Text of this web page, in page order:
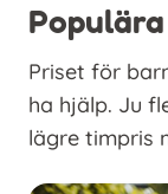
Priset för
ha hjälp. Ju
lägre timpris